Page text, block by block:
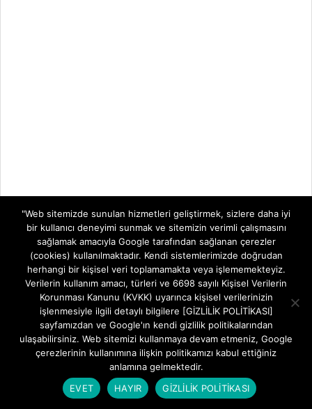
"Web sitemizde sunulan hizmetleri geliştirmek, sizlere daha iyi
bir kullanıcı deneyimi sunmak ve sitemizin verimli çalışmasını
sağlamak amacıyla Google tarafından sağlanan çerezler
(cookies) kullanılmaktadır. Kendi sistemlerimizde doğrudan
herhangi bir kişisel veri toplamamakta veya işlememekteyiz.
Verilerin kullanım amacı, türleri ve 6698 sayılı Kişisel Verilerin
Korunması Kanunu (KVKK) uyarınca kişisel verilerinizin
işlenmesiyle ilgili detaylı bilgilere [GİZLİLİK POLİTİKASI]
sayfamızdan ve Google'ın kendi gizlilik politikalarından
ulaşabilirsiniz. Web sitemizi kullanmaya devam etmeniz, Google
çerezlerinin kullanımına ilişkin politikamızı kabul ettiğiniz
anlamına gelmektedir.
EVET
HAYIR GİZLİLİK POLİTİKASI